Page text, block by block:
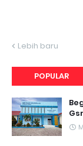
Lebih baru
POPULAR